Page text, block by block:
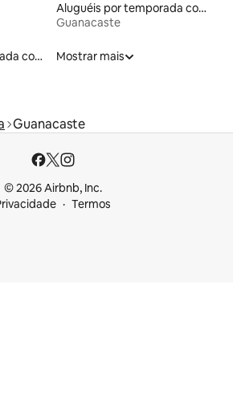
Aluguéis por temporada com banheira de hidromassagem
Guanacaste
Aluguéis por temporada com acesso à praia
Mostrar mais
Guanacaste
© 2026 Airbnb, Inc.
Termos